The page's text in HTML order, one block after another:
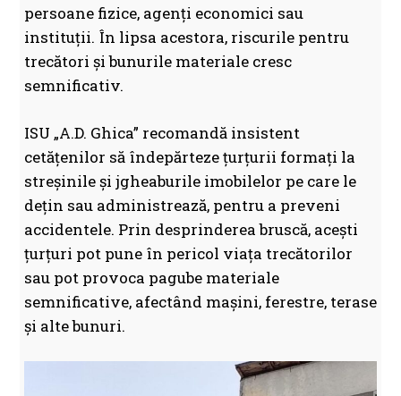
persoane fizice, agenți economici sau
instituții. În lipsa acestora, riscurile pentru
trecători și bunurile materiale cresc
semnificativ.
ISU „A.D. Ghica” recomandă insistent
cetățenilor să îndepărteze țurțurii formați la
streșinile și jgheaburile imobilelor pe care le
dețin sau administrează, pentru a preveni
accidentele. Prin desprinderea bruscă, acești
țurțuri pot pune în pericol viața trecătorilor
sau pot provoca pagube materiale
semnificative, afectând mașini, ferestre, terase
și alte bunuri.